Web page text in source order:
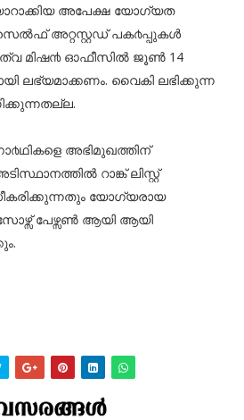
അപേക്ഷ യോഗ്യത
സെൽഫ് അറ്റസ്റ്റഡ് പക൪പ്പുകൾ
മിഷ൯ ഓഫീസിൽ ജൂൺ 14
ലഭ്യമാക്കണം. വൈകി ലഭിക്കുന്ന
അഭിമുഖത്തിന്
റാങ്ക് ലിസ്റ്റ്
യോഗ്യരായ
പേഴ്സൺ ആയി ആയി